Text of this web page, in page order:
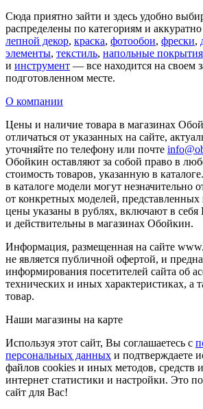
Сюда приятно зайти и здесь удобно
распределены по категориям и
лепной декор, краска, фотообои, фрески,
элементы, текстиль, напольные покрытия
и инструмент — все находится на своем
подготовленном месте.
О компании
Цены и наличие товара в магазинах
отличаться от указанных на сайте,
уточняйте по телефону или почте
Обойкин оставляют за собой право в
стоимость товаров, указанную в
в каталоге модели могут незначительно
от конкретных моделей, представленных
цены указаны в рублях, включают в
и действительны в магазинах Обойкин.
Информация, размещенная на сайте
не является публичной офертой, и
информирования посетителей сайта об
технических и иных характеристиках, а
товар.
Наши магазины на карте
Используя этот сайт, Вы соглашаетесь с
персональных данных и подтверждаете
файлов cookies и иных методов, средств
интернет статистики и настройки. Это
сайт для Вас!